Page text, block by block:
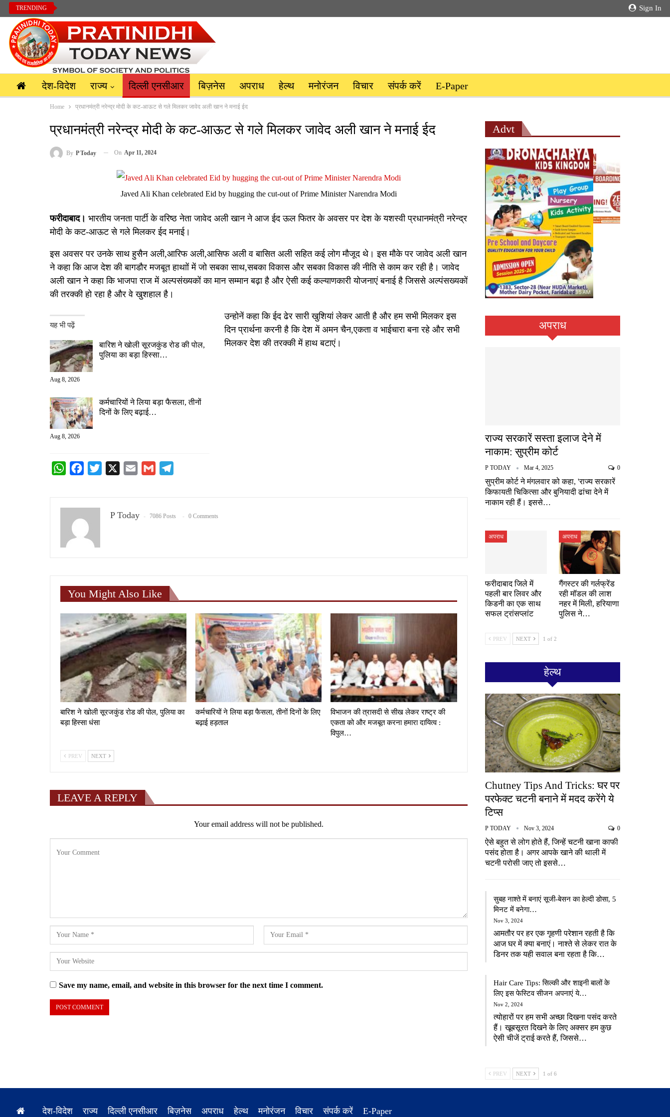
Sign In
TRENDING
देश-विदेश राज्य दिल्ली एनसीआर बिज़नेस अपराध हेल्थ मनोरंजन विचार संपर्क करें E-Paper
Home प्रधानमंत्री नरेन्द्र मोदी के कट-आऊट से गले मिलकर जावेद अली खान ने मनाई ईद
प्रधानमंत्री नरेन्द्र मोदी के कट-आऊट से गले मिलकर जावेद अली खान ने मनाई ईद
By P Today On Apr 11, 2024
Javed Ali Khan celebrated Eid by hugging the cut-out of Prime Minister Narendra Modi
फरीदाबाद। भारतीय जनता पार्टी के वरिष्ठ नेता जावेद अली खान ने आज ईद ऊल फितर के अवसर पर देश के यशस्वी प्रधानमंत्री नरेन्द्र
मोदी के कट-आऊट से गले मिलकर ईद मनाई।
इस अवसर पर उनके साथ हुसैन अली,आरिफ अली,आसिफ अली व बासित अली सहित कई लोग मौजूद थे। इस मौके पर जावेद अली खान
ने कहा कि आज देश की बागडौर मजबूत हाथाों में जो सबका साथ,सबका विकास और सबका विकास की नीति से काम कर रही है। जावेद
अली खान ने कहा कि भाजपा राज में अल्पसंख्यकों का मान सम्मान बढ़ा है और ऐसी कई कल्याणकारी योजनाएं बनाई है जिससे अल्पंसख्यकों
की तरक्की हो रहा है और वे खुशहाल है।
यह भी पढ़ें
बारिश ने खोली सूरजकुंड रोड की पोल,
पुलिया का बड़ा हिस्सा…
Aug 8, 2026
कर्मचारियों ने लिया बड़ा फैसला, तीनों
दिनों के लिए बढ़ाई…
Aug 8, 2026
उन्होनें कहा कि ईद ढेर सारी खुशियां लेकर आती है और हम सभी मिलकर इस
दिन प्रार्थना करनी है कि देश में अमन चैन,एकता व भाईचारा बना रहे और सभी
मिलकर देश की तरक्की में हाथ बटाएं।
WhatsAppFacebook
Twitter Email Gmail
P Today 7086 Posts 0 Comments
You Might Also Like
बारिश ने खोली सूरजकुंड रोड की पोल, पुलिया का
बड़ा हिस्सा धंसा
कर्मचारियों ने लिया बड़ा फैसला, तीनों दिनों के लिए
बढ़ाई हड़ताल
विभाजन की त्रासदी से सीख लेकर राष्ट्र की
एकता को और मजबूत करना हमारा दायित्व :
विपुल…
PREV NEXT
LEAVE A REPLY
Your email address will not be published.
Save my name, email, and website in this browser for the next time I comment.
Advt
अपराध
राज्य सरकारें सस्ता इलाज देने में
नाकाम: सुप्रीम कोर्ट
P TODAY Mar 4, 2025 0
सुप्रीम कोर्ट ने मंगलवार को कहा, 'राज्य सरकारें
किफायती चिकित्सा और बुनियादी ढांचा देने में
नाकाम रही हैं। इससे…
अपराध
फरीदाबाद जिले में
पहली बार लिवर और
किडनी का एक साथ
सफल ट्रांसप्लांट
अपराध
गैंगस्टर की गर्लफ्रेंड
रही मॉडल की लाश
नहर में मिली, हरियाणा
पुलिस ने…
PREV NEXT 1 of 2
हेल्थ
Chutney Tips And Tricks: घर पर
परफेक्ट चटनी बनाने में मदद करेंगे ये
टिप्स
P TODAY Nov 3, 2024 0
ऐसे बहुत से लोग होते हैं, जिन्हें चटनी खाना काफी
पसंद होता है। अगर आपके खाने की थाली में
चटनी परोसी जाए तो इससे…
सुबह नाश्ते में बनाएं सूजी-बेसन का हेल्दी डोसा, 5
मिनट में बनेगा…
Nov 3, 2024
आमतौर पर हर एक गृहणी परेशान रहती है कि
आज घर में क्या बनाएं। नाश्ते से लेकर रात के
डिनर तक यही सवाल बना रहता है कि…
Hair Care Tips: सिल्की और शाइनी बालों के
लिए इस फेस्टिव सीजन अपनाएं ये…
Nov 2, 2024
त्योहारों पर हम सभी अच्छा दिखना पसंद करते
हैं। खूबसूरत दिखने के लिए अक्सर हम कुछ
ऐसी चीजें ट्राई करते हैं, जिससे…
PREV NEXT 1 of 6
देश-विदेश राज्य दिल्ली एनसीआर बिज़नेस अपराध हेल्थ मनोरंजन विचार संपर्क करें E-Paper